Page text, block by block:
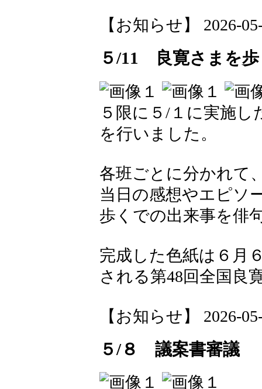
【お知らせ】 2026-
５/11 良寛さまを
５限に５/１に実施
を行いました。
各班ごとに分かれて
当日の感想やエピソ
歩くでの出来事を俳
完成した色紙は６月
される第48回全国良
【お知らせ】 2026-
５/８ 議案書審議